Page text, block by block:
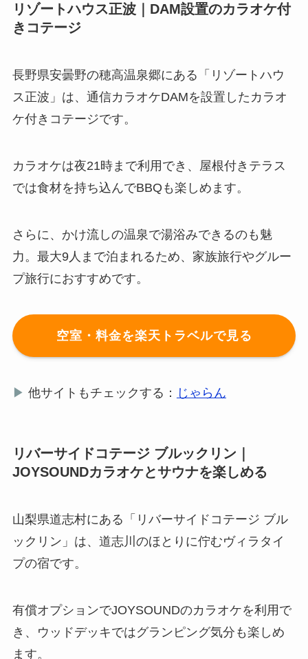
リゾートハウス正波｜DAM設置のカラオケ付
きコテージ
長野県安曇野の穂高温泉郷にある「リゾートハウ
ス正波」は、通信カラオケDAMを設置したカラオ
ケ付きコテージです。
カラオケは夜21時まで利用でき、屋根付きテラス
では食材を持ち込んでBBQも楽しめます。
さらに、かけ流しの温泉で湯浴みできるのも魅
力。最大9人まで泊まれるため、家族旅行やグルー
プ旅行におすすめです。
空室・料金を楽天トラベルで見る
▶ 他サイトもチェックする： じゃらん
リバーサイドコテージ ブルックリン｜
JOYSOUNDカラオケとサウナを楽しめる
山梨県道志村にある「リバーサイドコテージ ブル
ックリン」は、道志川のほとりに佇むヴィラタイ
プの宿です。
有償オプションでJOYSOUNDのカラオケを利用で
き、ウッドデッキではグランピング気分も楽しめ
ます。